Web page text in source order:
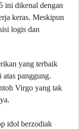
ini dikenal dengan
keras. Meskipun
logis dan
yang terbaik
atas panggung.
Virgo yang tak
idol berzodiak